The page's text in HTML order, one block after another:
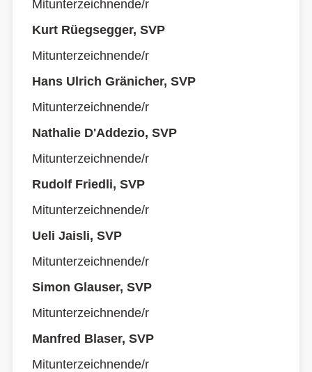
Mitunterzeichnende/r
Kurt Rüegsegger, SVP
Mitunterzeichnende/r
Hans Ulrich Gränicher, SVP
Mitunterzeichnende/r
Nathalie D'Addezio, SVP
Mitunterzeichnende/r
Rudolf Friedli, SVP
Mitunterzeichnende/r
Ueli Jaisli, SVP
Mitunterzeichnende/r
Simon Glauser, SVP
Mitunterzeichnende/r
Manfred Blaser, SVP
Mitunterzeichnende/r